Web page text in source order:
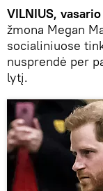
VILNIUS,
žmona Megan
socialiniuose
nusprendė per
lytį.